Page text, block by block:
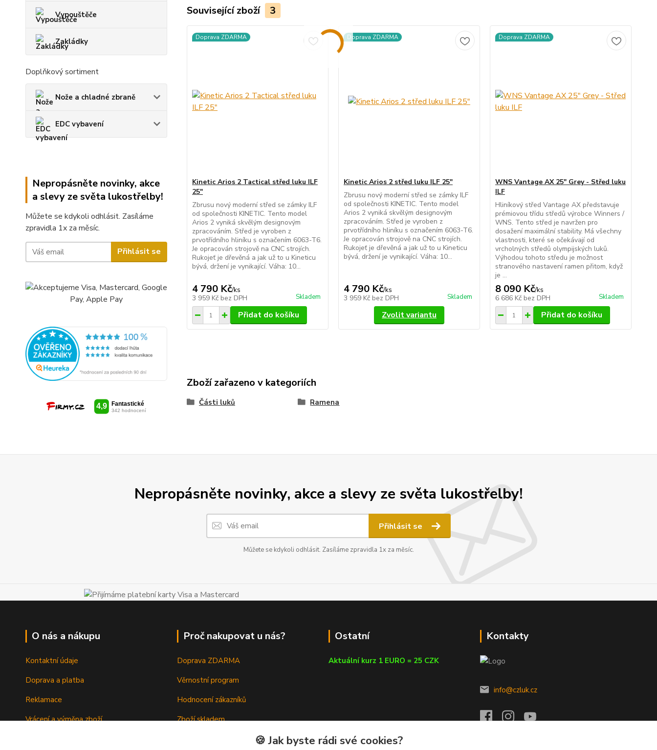
Vypouštěče
Zakládky
Doplňkový sortiment
Nože a chladné zbraně
EDC vybavení
Nepropásněte novinky, akce
a slevy ze světa lukostřelby!
Můžete se kdykoli odhlásit. Zasíláme
zpravidla 1x za měsíc.
Přihlásit se
Související zboží 3
Doprava ZDARMA
Kinetic Arios 2 Tactical střed luku ILF
25"
Zbrusu nový moderní střed se zámky ILF
od společnosti KINETIC. Tento model
Arios 2 vyniká skvělým designovým
zpracováním. Střed je vyroben z
prvotřídního hliníku s označením 6063-T6.
Je opracován strojově na CNC strojích.
Rukojeť je dřevěná a jak už to u Kineticu
bývá, držení je vynikající. Váha: 10...
4 790 Kč/ks
3 959 Kč bez DPH Skladem
Přidat do košíku
Doprava ZDARMA
Kinetic Arios 2 střed luku ILF 25"
Zbrusu nový moderní střed se zámky ILF
od společnosti KINETIC. Tento model
Arios 2 vyniká skvělým designovým
zpracováním. Střed je vyroben z
prvotřídního hliníku s označením 6063-T6.
Je opracován strojově na CNC strojích.
Rukojeť je dřevěná a jak už to u Kineticu
bývá, držení je vynikající. Váha: 10...
4 790 Kč/ks
3 959 Kč bez DPH Skladem
Zvolit variantu
Doprava ZDARMA
WNS Vantage AX 25" Grey - Střed luku
ILF
Hliníkový střed Vantage AX představuje
prémiovou třídu středů výrobce Winners /
WNS. Tento střed je navržen pro
dosažení maximální stability. Má všechny
vlastnosti, které se očekávají od
vrcholných středů olympijských luků.
Výhodou tohoto středu je možnost
stranového nastavení ramen přitom, když
je ...
8 090 Kč/ks
6 686 Kč bez DPH Skladem
Přidat do košíku
Zboží zařazeno v kategoriích
Části luků Ramena
Nepropásněte novinky, akce a slevy ze světa lukostřelby!
Přihlásit se
Můžete se kdykoli odhlásit. Zasíláme zpravidla 1x za měsíc.
O nás a nákupu
Kontaktní údaje
Doprava a platba
Reklamace
Vrácení a výměna zboží
Proč nakupovat u nás?
Doprava ZDARMA
Věrnostní program
Hodnocení zákazníků
Zboží skladem
Ostatní
Aktuální kurz 1 EURO = 25 CZK
Kontakty
info@czluk.cz
🍪 Jak byste rádi své cookies?